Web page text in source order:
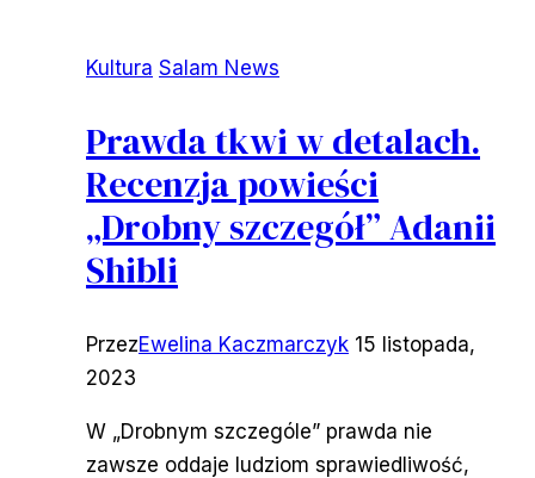
Kultura Salam News
Prawda tkwi w detalach.
Recenzja powieści
„Drobny szczegół” Adanii
Shibli
PrzezEwelina Kaczmarczyk 15 listopada,
2023
W „Drobnym szczególe” prawda nie
zawsze oddaje ludziom sprawiedliwość,